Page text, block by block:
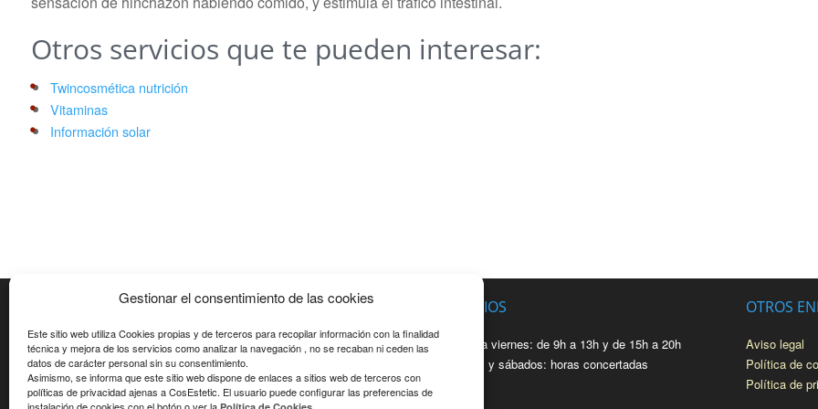
Gestionar el consentimiento de las cookies
Este sitio web utiliza Cookies propias y de terceros para recopilar información con la finalidad
técnica y mejora de los servicios como analizar la navegación , no se recaban ni ceden las
datos de carácter personal sin su consentimiento.
Asimismo, se informa que este sitio web dispone de enlaces a sitios web de terceros con
políticas de privacidad ajenas a CosEstetic. El usuario puede configurar las preferencias de
Otros servicios que te pueden interesar:
Twincosmética nutrición
Vitaminas
Información solar
CONTACTO
C/ Pitagores, 92 baixos Entrada Ausies Marc
08224 Terrassa - Barcelona (Espanya)
Tel:937 331 568
HORARIOS
De lunes a viernes: de 9h a 13h y de 15h a 20h
Mediodias y sábados: horas concertadas
OTROS
Aviso legal
Política de
Política de